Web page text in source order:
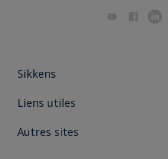
Sikkens
A propos de Sikkens
Liens utiles
Ouvrir un magasin PASS
Autres sites